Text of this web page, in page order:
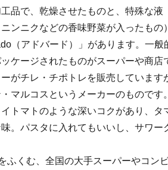
品で、乾燥させたものと、特殊な液
ンニクなどの香味野菜が入ったもの
（アドバード）」があります。一
ケージされたものがスーパーや商店
がチレ・チポトレを販売しています
マルコスというメーカーのものです
イトマトのような深いコクがあり、
。パスタに入れてもいいし、サワ
ふくむ、全国の大手スーパーやコン